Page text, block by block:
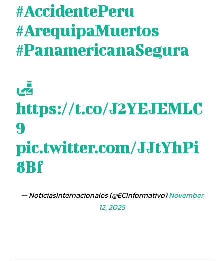
#AccidentePeru
#ArequipaMuertos
#PanamericanaSegura
🛃
https://t.co/J2YEJEMLC
9
pic.twitter.com/JJtYhPi
8Bf
— NoticiasInternacionales (@ECInformativo)November
12, 2025